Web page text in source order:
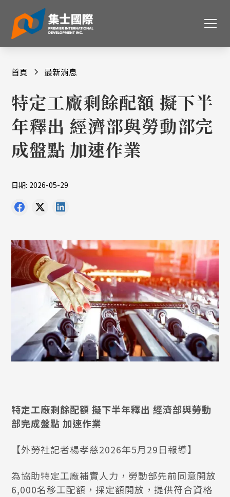
首頁 最新消息
特定工廠剩餘配額 擬下半
年釋出 經濟部與勞動部完
成盤點 加速作業
日期: 2026-05-29
特定工廠剩餘配額 擬下半年釋出 經濟部與勞動
部完成盤點 加速作業
【外勞社記者楊孝慈2026年5月29日報導】
為協助特定工廠補實人力，勞動部先前同意開放
6,000名移工配額，採定額開放，提供符合資格